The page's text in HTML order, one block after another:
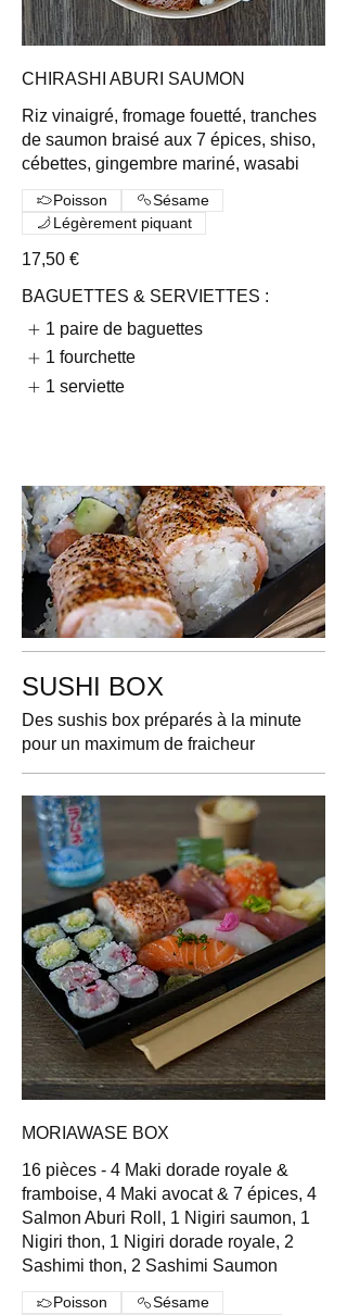
CHIRASHI ABURI SAUMON
Riz vinaigré, fromage fouetté, tranches
de saumon braisé aux 7 épices, shiso,
cébettes, gingembre mariné, wasabi
17,50 €
Poisson
Sésame
Légèrement piquant
BAGUETTES & SERVIETTES :
1 paire de baguettes
1 fourchette
1 serviette
SUSHI BOX
Des sushis box préparés à la minute
pour un maximum de fraicheur
MORIAWASE BOX
16 pièces - 4 Maki dorade royale &
framboise, 4 Maki avocat & 7 épices, 4
Salmon Aburi Roll, 1 Nigiri saumon, 1
Nigiri thon, 1 Nigiri dorade royale, 2
Sashimi thon, 2 Sashimi Saumon
Poisson
Sésame